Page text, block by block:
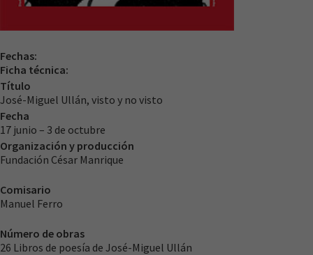
Fechas:
Ficha técnica:
Título
José-Miguel Ullán, visto y no visto
Fecha
17 junio – 3 de octubre
Organización y producción
Fundación César Manrique
Comisario
Manuel Ferro
Número de obras
26 Libros de poesía de José-Miguel Ullán